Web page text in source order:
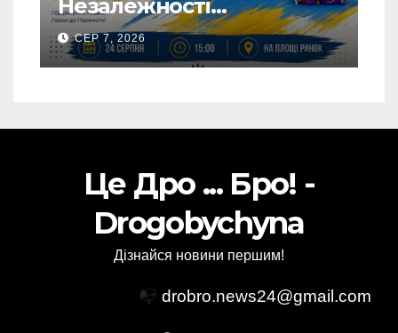
Незалежності
виступатимуть спортивні
клубів громадии
СЕР 7, 2026
Це Дро ... Бро! -
Drogobychyna
Дізнайся новини першим!
📭 drobro.news24@gmail.com